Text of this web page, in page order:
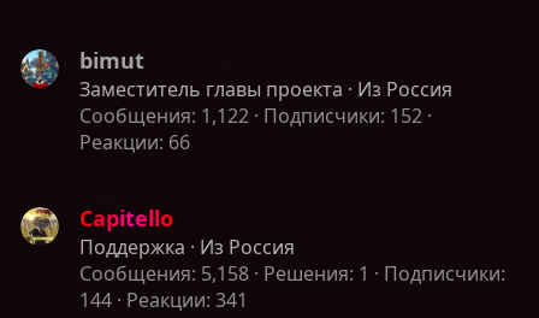
bimut
Заместитель главы проекта · Из Россия
Сообщения 1,122 Подписчики 152
Реакции 66
Capitello
Поддержка · Из Россия
Сообщения 5,158 Решения 1
Подписчики
144 Реакции 341